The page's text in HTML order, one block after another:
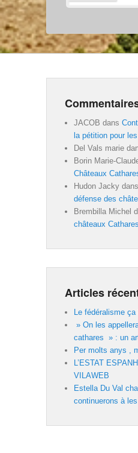
JACOB dans
la pétition pour
Del Vals marie
Borin Marie-
Châteaux
Hudon Jacky dans
défense des
Brembilla Michel
châteaux Cathares
Articles
Le fédéralisme
» On les
cathares » : un
Per molts anys ,
L’ESTAT
VILAWEB
Estella Du Val
continuerons à